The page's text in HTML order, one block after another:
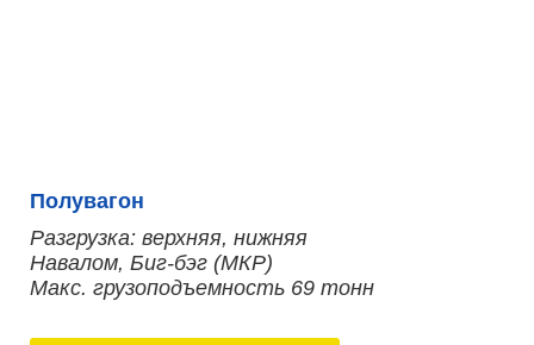
Полувагон
Разгрузка: верхняя, нижняя
Навалом, Биг-бэг (МКР)
Макс. грузоподъемность 69 тонн